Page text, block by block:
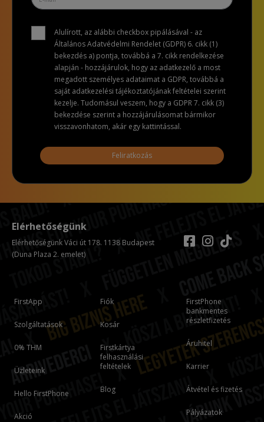
Alulírott, az alábbi checkbox pipálásával - az
Általános Adatvédelmi Rendelet (GDPR) 6. cikk (1)
bekezdés a) pontja, továbbá a 7. cikk rendelkezése
alapján - hozzájárulok, hogy az adatkezelő a most
megadott személyes adataimat a GDPR, továbbá a
saját adatkezelési tájékoztatójának feltételei szerint
kezelje. Tudomásul veszem, hogy a GDPR 7. cikk (3)
bekezdése szerint a hozzájárulásomat bármikor
visszavonhatom, akár egy kattintással.
Feliratkozás
FirstApp
Szolgáltatások
0% THM
Üzleteink
Hello FirstPhone
Akció
Fiók
Kosár
Firstkártya
felhasználási
feltételek
Blog
FirstPhone
bankmentes
részletfizetés
Áruhitel
Karrier
Átvétel és fizetés
Pályázatok
Elérhetőségünk
Elérhetőségünk Váci út 178. 1138 Budapest
(Duna Plaza 2. emelet)